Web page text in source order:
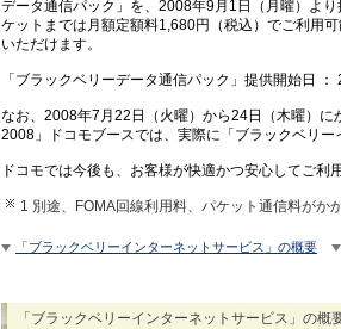
データ通信パック」を、2008年9月1日（月曜）よ
ケットまでは月額定額料1,680円（税込）でご利用
いただけます。
「ブラックベリーデータ通信パック」提供開始日
なお、2008年7月22日（火曜）から24日（木曜）
2008」ドコモブースでは、実際に「ブラックベリ
ドコモでは今後も、お客様が快適かつ安心してご
1 別途、FOMA回線利用料、パケット通信料がか
「ブラックベリーインターネットサービス」の概要
「ブラックベリーインターネットサービス」の概